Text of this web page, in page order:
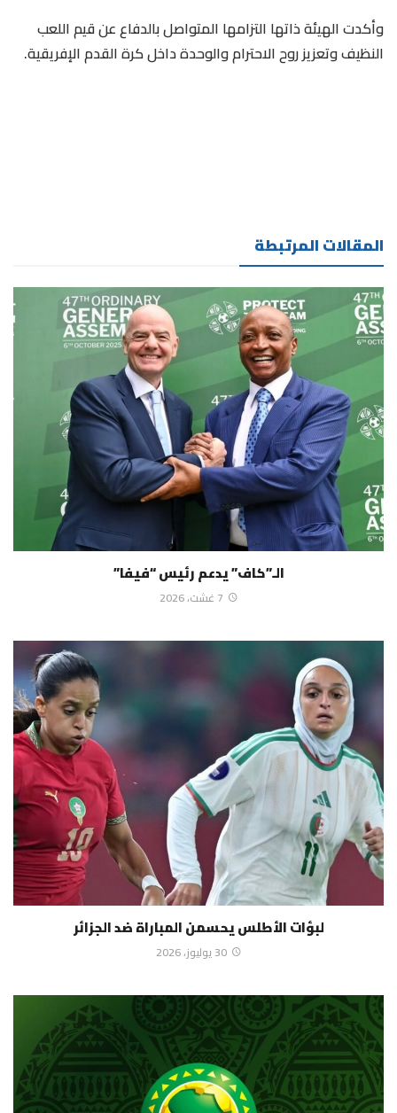
وأكدت الهيئة ذاتها التزامها المتواصل بالدفاع عن قيم اللعب
النظيف وتعزيز روح الاحترام والوحدة داخل كرة القدم الإفريقية.
المقالات المرتبطة
الـ”كاف” يدعم رئيس “فيفا”
7 غشت، 2026
لبؤات الأطلس يحسمن المباراة ضد الجزائر
30 يوليوز، 2026